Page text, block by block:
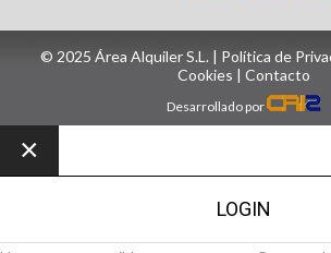
© 2025 Área Alquiler S.L. | Política de
Cookies
Contacto
Desarrollado por
×
LOGIN